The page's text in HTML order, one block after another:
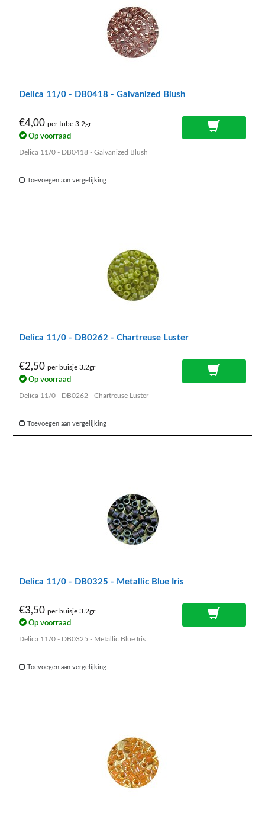
Delica 11/0 - DB0418 - Galvanized Blush
€4,00 per tube 3.2gr
Op voorraad
Delica 11/0 - DB0418 - Galvanized Blush
Toevoegen aan vergelijking
Delica 11/0 - DB0262 - Chartreuse Luster
€2,50 per buisje 3.2gr
Op voorraad
Delica 11/0 - DB0262 - Chartreuse Luster
Toevoegen aan vergelijking
Delica 11/0 - DB0325 - Metallic Blue Iris
€3,50 per buisje 3.2gr
Op voorraad
Delica 11/0 - DB0325 - Metallic Blue Iris
Toevoegen aan vergelijking